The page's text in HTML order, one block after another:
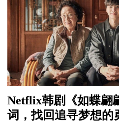
Netflix韩剧《如蝶翩
词，找回追寻梦想的